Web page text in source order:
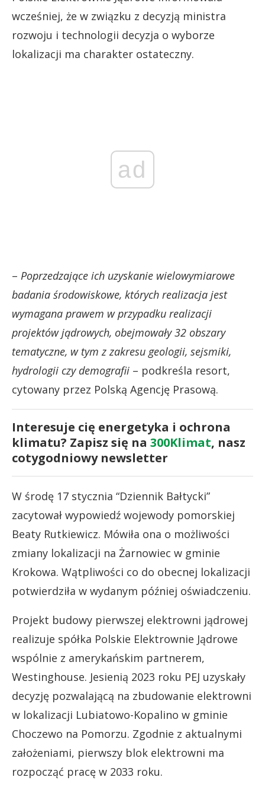
wcześniej, że w związku z decyzją ministra
rozwoju i technologii decyzja o wyborze
lokalizacji ma charakter ostateczny.
ad
– Poprzedzające ich uzyskanie wielowymiarowe
badania środowiskowe, których realizacja jest
wymagana prawem w przypadku realizacji
projektów jądrowych, obejmowały 32 obszary
tematyczne, w tym z zakresu geologii, sejsmiki,
hydrologii czy demografii – podkreśla resort,
cytowany przez Polską Agencję Prasową.
Interesuje cię energetyka i ochrona
klimatu? Zapisz się na 300Klimat, nasz
cotygodniowy newsletter
W środę 17 stycznia “Dziennik Bałtycki”
zacytował wypowiedź wojewody pomorskiej
Beaty Rutkiewicz. Mówiła ona o możliwości
zmiany lokalizacji na Żarnowiec w gminie
Krokowa. Wątpliwości co do obecnej lokalizacji
potwierdziła w wydanym później oświadczeniu.
Projekt budowy pierwszej elektrowni jądrowej
realizuje spółka Polskie Elektrownie Jądrowe
wspólnie z amerykańskim partnerem,
Westinghouse. Jesienią 2023 roku PEJ uzyskały
decyzję pozwalającą na zbudowanie elektrowni
w lokalizacji Lubiatowo-Kopalino w gminie
Choczewo na Pomorzu. Zgodnie z aktualnymi
założeniami, pierwszy blok elektrowni ma
rozpocząć pracę w 2033 roku.